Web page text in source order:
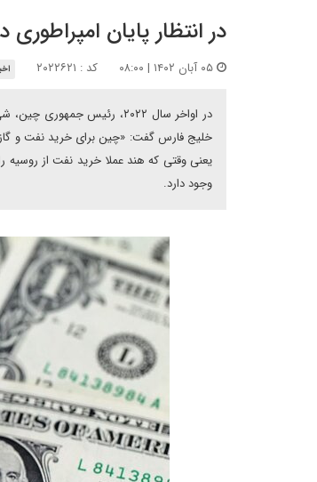
در انتظار پایان امپراطوری
کد : ۲۰۲۲۶۲۱
در اواخر سال ۲۰۲۲، رئیس
خلیج فارس گفت: «چین برای خرید نفت و گاز
یعنی وقتی که هند عملا خرید نفت از
وجود دارد.